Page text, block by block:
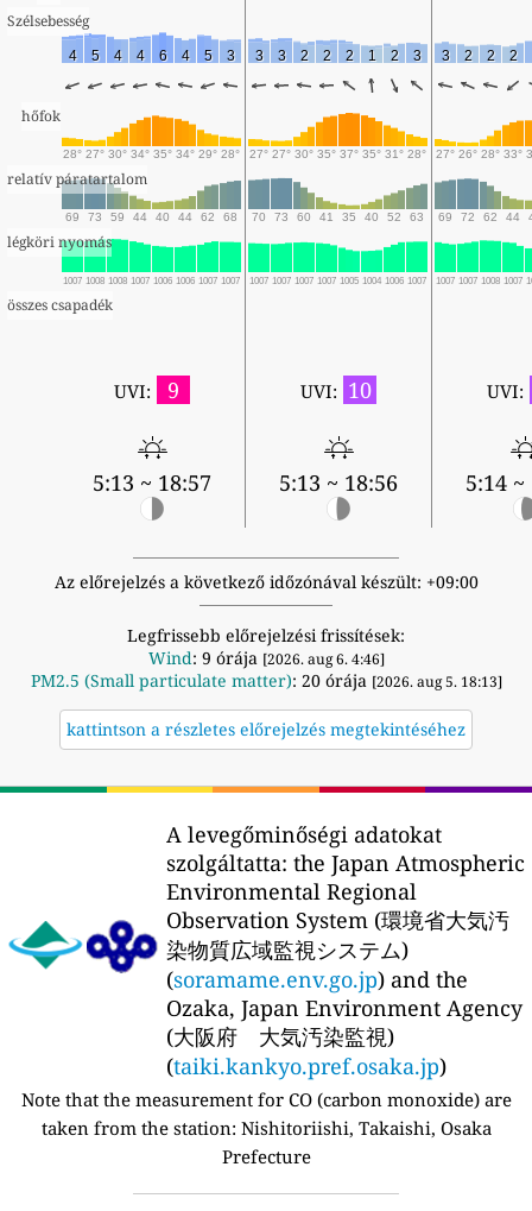
Szélsebesség
4 5 4 4 6 4 5 3 3 3 2 2 2 1 2 3 3 2 2 2
hőfok
28° 27° 30° 34° 35° 34° 29° 28° 27° 27° 30° 35° 37° 35° 31° 28° 27° 26° 28° 33°
relatív páratartalom
69 73 59 44 40 44 62 68 70 73 60 41 35 40 52 63 69 72 62 44
légköri nyomás
1007 1008 1008 1007 1006 1006 1007 1007 1007 1007 1007 1007 1005 1004 1006 1007 1007 1007 1008 1007
összes csapadék
UVI: 9
5:13 ~ 18:57
UVI: 10
5:13 ~ 18:56
UVI:
5:14 ~
Az előrejelzés a következő időzónával készült: +09:00
Legfrissebb előrejelzési frissítések:
Wind: 9 órája [2026. aug 6. 4:46]
PM2.5 (Small particulate matter): 20 órája [2026. aug 5. 18:13]
kattintson a részletes előrejelzés megtekintéséhez
A levegőminőségi adatokat
szolgáltatta: the Japan Atmospheric
Environmental Regional
Observation System (環境省大気汚
染物質広域監視システム)
(soramame.env.go.jp) and the
Ozaka, Japan Environment Agency
(大阪府 大気汚染監視)
(taiki.kankyo.pref.osaka.jp)
Note that the measurement for CO (carbon monoxide) are
taken from the station: Nishitoriishi, Takaishi, Osaka
Prefecture